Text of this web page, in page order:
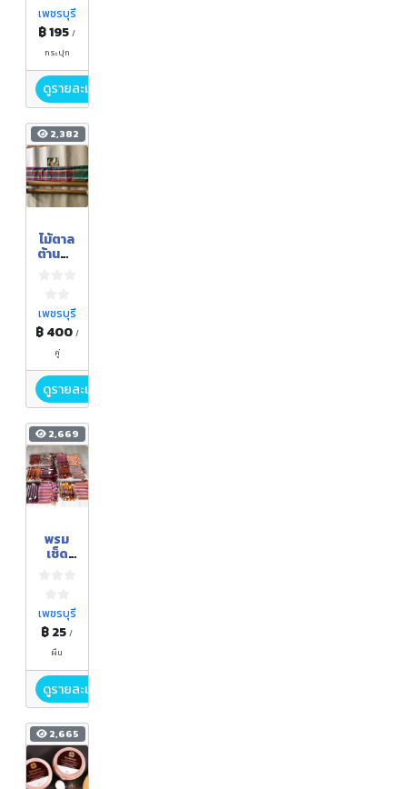
ทอง
เพชรบุรี
฿ 195/
กระปุก
ดูรายละเอียด
2,382
ไม้ตาล
ต้านตึง
ถุงผ้า
ขาวม้า
เพชรบุรี
฿ 400 /
คู่
ดูรายละเอียด
2,669
พรม
เช็ด
กลาง)
เพชรบุรี
฿ 25/
ผืน
ดูรายละเอียด
2,665